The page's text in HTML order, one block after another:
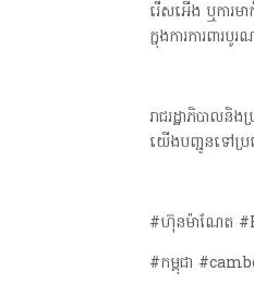
រើសអើង ឬការម
ក្នុងការការពា
រាជរដ្ឋាភិបាលនិ
យើងបញ្ជូនទៅប្
#ហ៊ុនម៉ាណែត
#កម្ពុជា